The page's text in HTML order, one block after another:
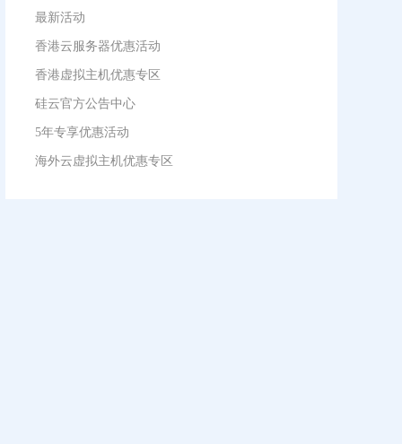
最新活动
香港云服务器优惠活动
香港虚拟主机优惠专区
硅云官方公告中心
5年专享优惠活动
海外云虚拟主机优惠专区